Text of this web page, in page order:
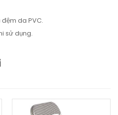
da PVC.
sử dụng.